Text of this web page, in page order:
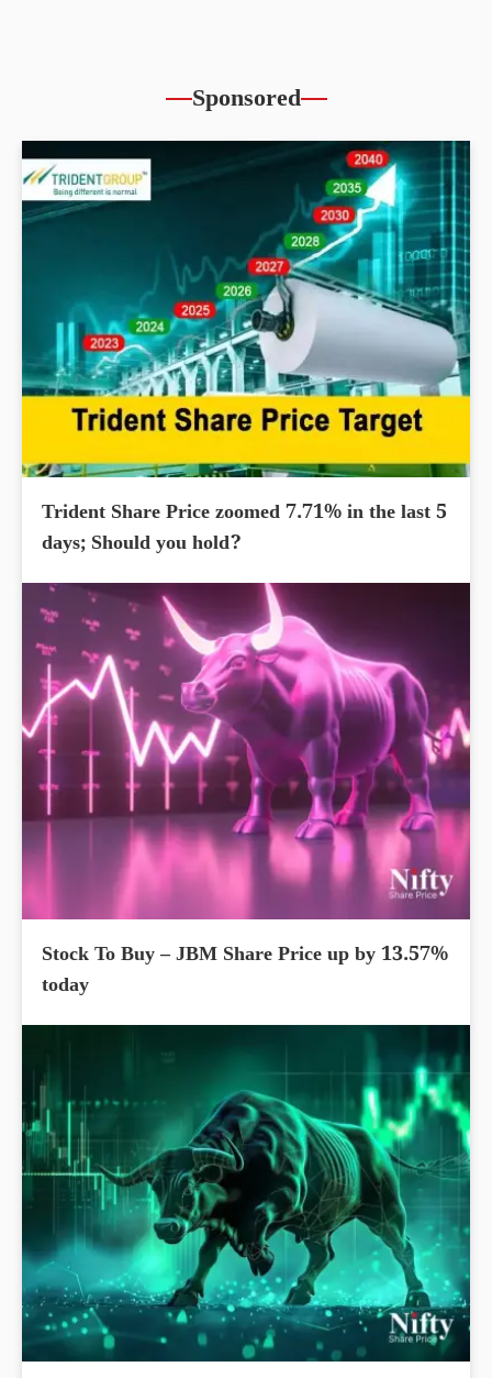
Sponsored
Trident Share Price zoomed 7.71% in the last 5
days; Should you hold?
Stock To Buy – JBM Share Price up by 13.57%
today